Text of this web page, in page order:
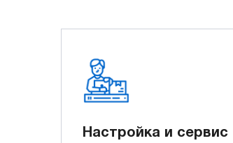
Настройка и сервис